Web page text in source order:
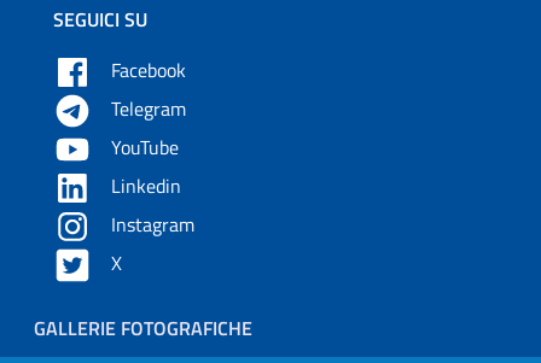
SEGUICI SU
Facebook
Telegram
YouTube
Linkedin
Instagram
X
Piè di pagina
GALLERIE FOTOGRAFICHE